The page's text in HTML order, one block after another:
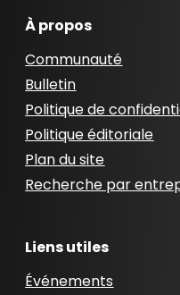
À propos
Communauté
Bulletin
Politique de
Politique éditoriale
Plan du site
Recherche par
Liens utiles
Événements